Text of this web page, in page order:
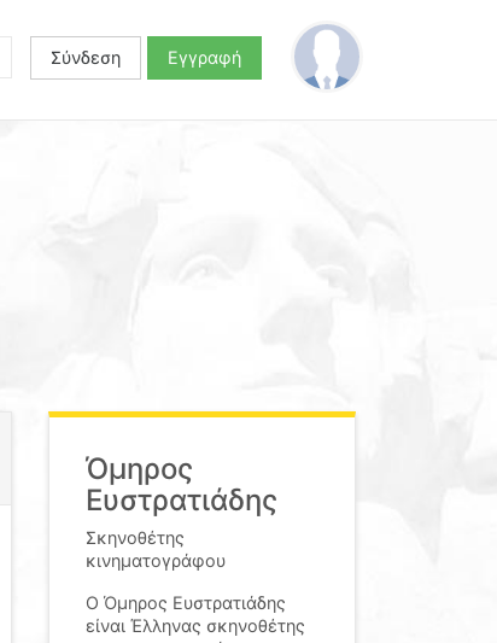
Σύνδεση Εγγραφή
Όμηρος
Ευστρατιάδης
Σκηνοθέτης
κινηματογράφου
Ο Όμηρος Ευστρατιάδης
είναι Έλληνας σκηνοθέτης